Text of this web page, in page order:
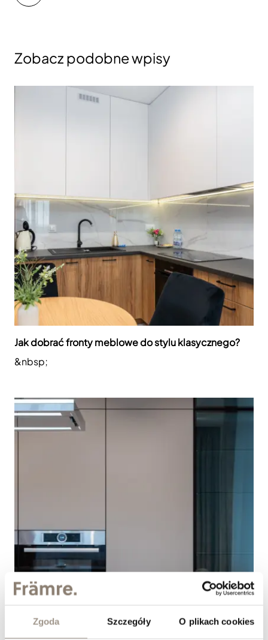
Zgoda Szczegóły O plikach cookies
Zobacz podobne wpisy
Jak dobrać fronty meblowe do stylu klasycznego?
&nbsp;